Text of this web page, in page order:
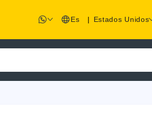
Es | Estados Unidos